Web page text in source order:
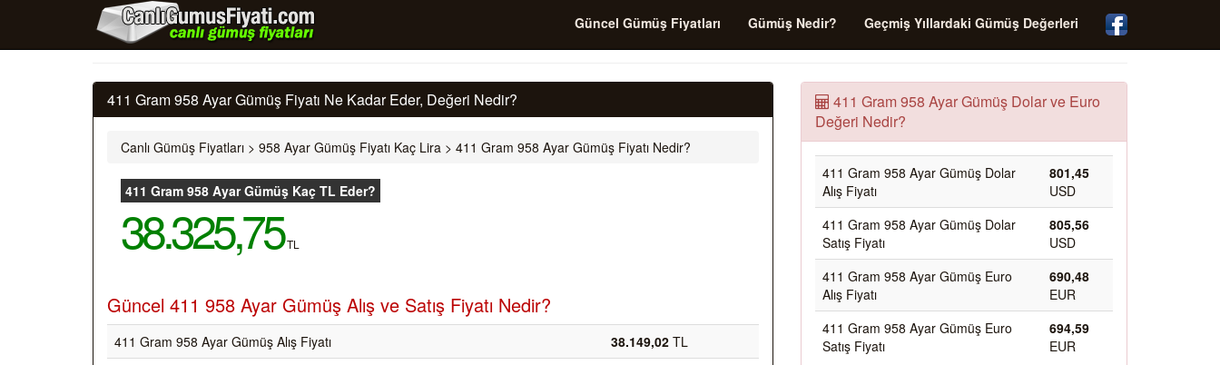
Güncel Gümüş Fiyatları Gümüş Nedir? Geçmiş Yıllardaki Gümüş Değerleri
411 Gram 958 Ayar Gümüş Fiyatı Ne Kadar Eder, Değeri Nedir?
Canlı Gümüş Fiyatları > 958 Ayar Gümüş Fiyatı Kaç Lira > 411 Gram 958 Ayar Gümüş Fiyatı Nedir?
411 Gram 958 Ayar Gümüş Kaç TL Eder?
38.325,75 TL
Güncel 411 958 Ayar Gümüş Alış ve Satış Fiyatı Nedir?
411 Gram 958 Ayar Gümüş Alış Fiyatı 38.149,02 TL
411 Gram 958 Ayar Gümüş Dolar ve Euro
Değeri Nedir?
411 Gram 958 Ayar Gümüş Dolar
Alış Fiyatı
801,45
USD
411 Gram 958 Ayar Gümüş Dolar
Satış Fiyatı
805,56
USD
411 Gram 958 Ayar Gümüş Euro
Alış Fiyatı
690,48
EUR
411 Gram 958 Ayar Gümüş Euro
Satış Fiyatı
694,59
EUR